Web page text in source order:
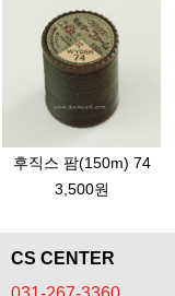
후직스 팜(150m) 74
3,500원
CS CENTER